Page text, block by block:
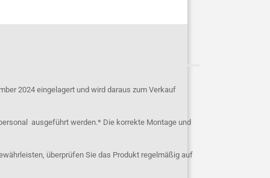
2024 eingelagert und wird daraus zum Verkauf
ausgeführt werden.* Die korrekte Montage und
überprüfen Sie das Produkt regelmäßig auf